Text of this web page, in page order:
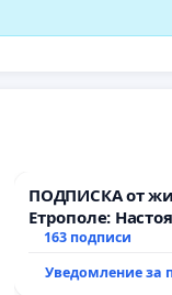
ПОДПИСКА от
Етрополе:
гаранции от
всички
163 подписи
Уведомление за